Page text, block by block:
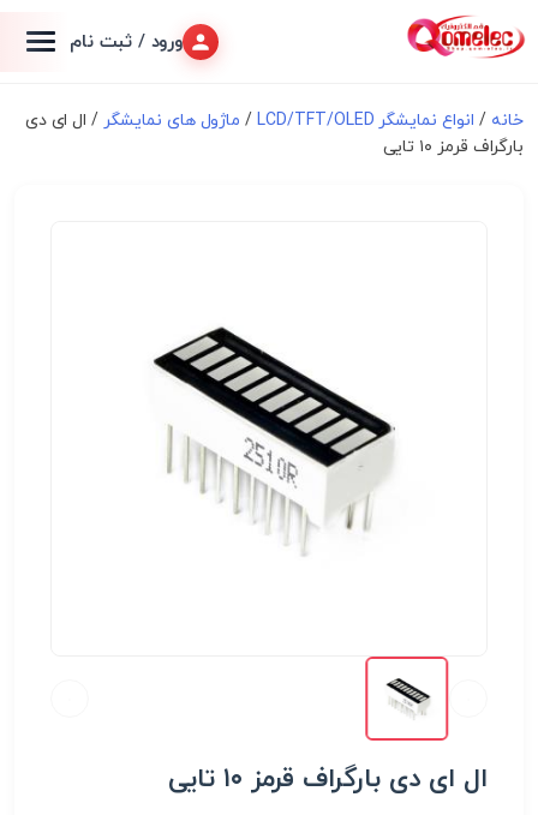
ورود / ثبت نام
خانه / انواع نمایشگر LCD/TFT/OLED / ماژول های نمایشگر / ال ای دی
بارگراف قرمز ۱۰ تایی
ال ای دی بارگراف قرمز ۱۰ تایی